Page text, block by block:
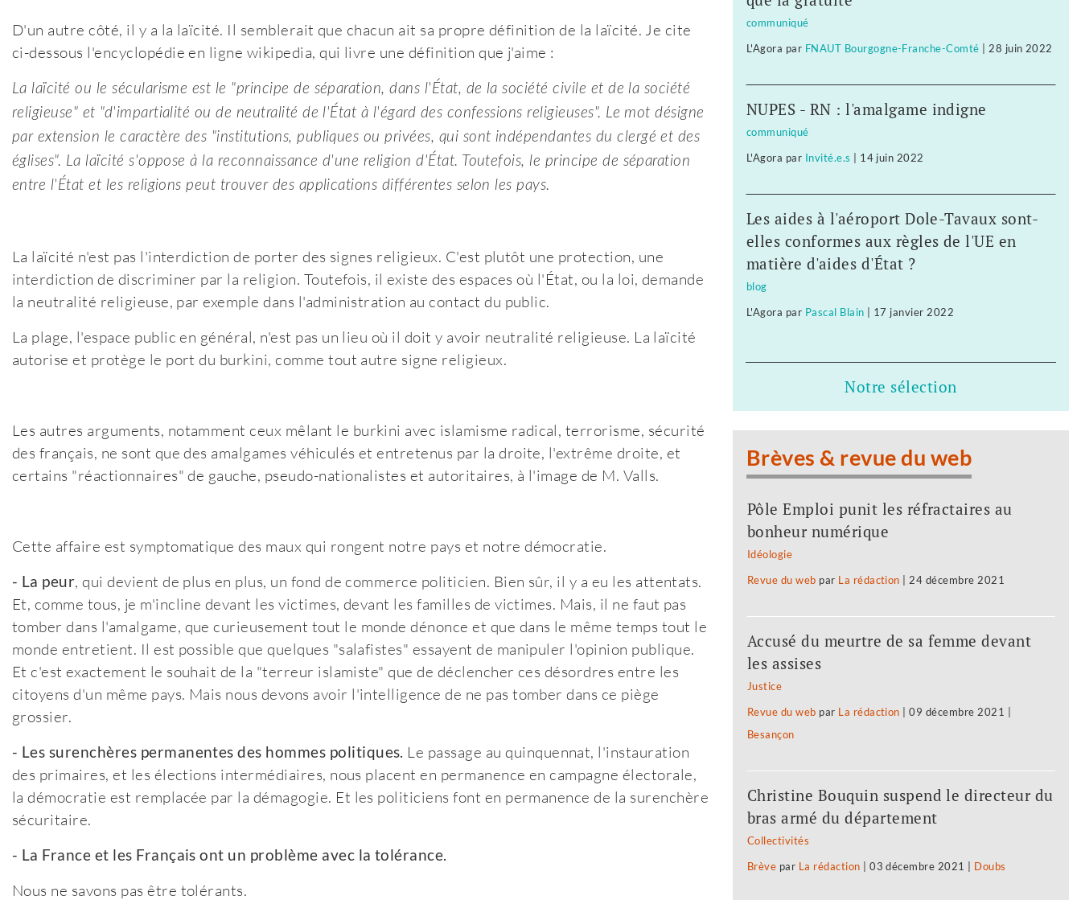
D'un autre côté, il y a la laïcité. Il semblerait que chacun ait sa propre définition de la laïcité. Je cite
ci-dessous l'encyclopédie en ligne wikipedia, qui livre une définition que j'aime :
La laïcité ou le sécularisme est le "principe de séparation, dans l'État, de la société civile et de la société
religieuse" et "d'impartialité ou de neutralité de l'État à l'égard des confessions religieuses". Le mot désigne
par extension le caractère des "institutions, publiques ou privées, qui sont indépendantes du clergé et des
églises". La laïcité s'oppose à la reconnaissance d'une religion d'État. Toutefois, le principe de séparation
entre l'État et les religions peut trouver des applications différentes selon les pays.
La laïcité n'est pas l'interdiction de porter des signes religieux. C'est plutôt une protection, une
interdiction de discriminer par la religion. Toutefois, il existe des espaces où l'État, ou la loi, demande
la neutralité religieuse, par exemple dans l'administration au contact du public.
La plage, l'espace public en général, n'est pas un lieu où il doit y avoir neutralité religieuse. La laïcité
autorise et protège le port du burkini, comme tout autre signe religieux.
Les autres arguments, notamment ceux mêlant le burkini avec islamisme radical, terrorisme, sécurité
des français, ne sont que des amalgames véhiculés et entretenus par la droite, l'extrême droite, et
certains "réactionnaires" de gauche, pseudo-nationalistes et autoritaires, à l'image de M. Valls.
Cette affaire est symptomatique des maux qui rongent notre pays et notre démocratie.
- La peur, qui devient de plus en plus, un fond de commerce politicien. Bien sûr, il y a eu les attentats.
Et, comme tous, je m'incline devant les victimes, devant les familles de victimes. Mais, il ne faut pas
tomber dans l'amalgame, que curieusement tout le monde dénonce et que dans le même temps tout le
monde entretient. Il est possible que quelques "salafistes" essayent de manipuler l'opinion publique.
Et c'est exactement le souhait de la "terreur islamiste" que de déclencher ces désordres entre les
citoyens d'un même pays. Mais nous devons avoir l'intelligence de ne pas tomber dans ce piège
grossier.
- Les surenchères permanentes des hommes politiques. Le passage au quinquennat, l'instauration
des primaires, et les élections intermédiaires, nous placent en permanence en campagne électorale,
la démocratie est remplacée par la démagogie. Et les politiciens font en permanence de la surenchère
sécuritaire.
- La France et les Français ont un problème avec la tolérance.
Nous ne savons pas être tolérants.
communiqué
L'Agora par FNAUT Bourgogne-Franche-Comté 28 juin 2022
NUPES - RN : l'amalgame indigne
communiqué
L'Agora par Invité.e.s 14 juin 2022
Les aides à l'aéroport Dole-Tavaux sont-
elles conformes aux règles de l'UE en
matière d'aides d'État ?
blog
L'Agora par Pascal Blain 17 janvier 2022
Notre sélection
Brèves & revue du web
Pôle Emploi punit les réfractaires au
bonheur numérique
Idéologie
Revue du web par La rédaction 24 décembre 2021
Accusé du meurtre de sa femme devant
les assises
Justice
Revue du web par La rédaction |09 décembre 2021
Besançon
Christine Bouquin suspend le directeur du
bras armé du département
Collectivités
Brève par La rédaction |03 décembre 2021 Doubs